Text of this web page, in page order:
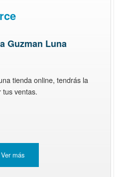
Guzman Luna
tienda online, tendrás la
tus ventas.
Ver más